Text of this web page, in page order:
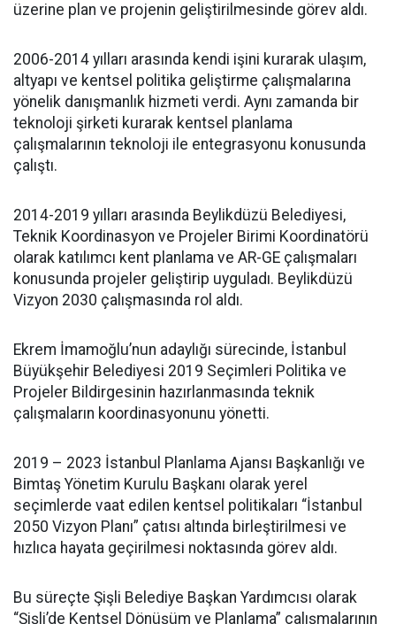
üzerine plan ve projenin geliştirilmesinde görev aldı.
2006-2014 yılları arasında kendi işini kurarak ulaşım,
altyapı ve kentsel politika geliştirme çalışmalarına
yönelik danışmanlık hizmeti verdi. Aynı zamanda bir
teknoloji şirketi kurarak kentsel planlama
çalışmalarının teknoloji ile entegrasyonu konusunda
çalıştı.
2014-2019 yılları arasında Beylikdüzü Belediyesi,
Teknik Koordinasyon ve Projeler Birimi Koordinatörü
olarak katılımcı kent planlama ve AR-GE çalışmaları
konusunda projeler geliştirip uyguladı. Beylikdüzü
Vizyon 2030 çalışmasında rol aldı.
Ekrem İmamoğlu’nun adaylığı sürecinde, İstanbul
Büyükşehir Belediyesi 2019 Seçimleri Politika ve
Projeler Bildirgesinin hazırlanmasında teknik
çalışmaların koordinasyonunu yönetti.
2019 – 2023 İstanbul Planlama Ajansı Başkanlığı ve
Bimtaş Yönetim Kurulu Başkanı olarak yerel
seçimlerde vaat edilen kentsel politikaları “İstanbul
2050 Vizyon Planı” çatısı altında birleştirilmesi ve
hızlıca hayata geçirilmesi noktasında görev aldı.
Bu süreçte Şişli Belediye Başkan Yardımcısı olarak
“Şişli’de Kentsel Dönüşüm ve Planlama” çalışmalarının